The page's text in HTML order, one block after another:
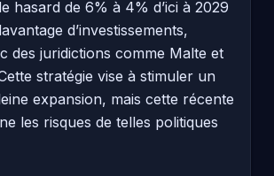
hasard de 6% à 4% d’ici à 2029
d’investissements,
des juridictions comme Malte et
stratégie vise à stimuler un
expansion, mais cette récente
les risques de telles politiques